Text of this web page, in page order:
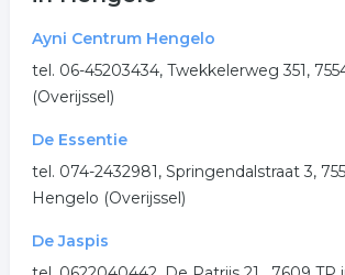
meditatie spiritueel
alternatieve geneeskunde
.
Ayni Centrum Hengelo
tel. 06-45203434, Twekkelerweg 351,
(Overijssel)
De Essentie
tel. 074-2432981, Springendalstraat 3,
Hengelo (Overijssel)
De Jaspis